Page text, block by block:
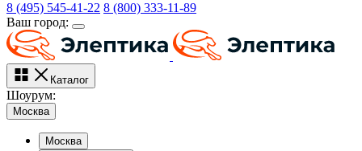
8 (495) 545-41-22 8 (800) 333-11-89
Ваш город:
Каталог
Шоурум:
Москва
Москва